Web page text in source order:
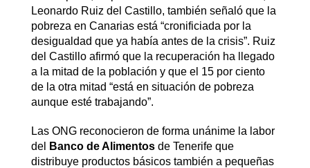
Leonardo Ruiz del Castillo, también señaló que la
pobreza en Canarias está “cronificiada por la
desigualdad que ya había antes de la crisis”. Ruiz
del Castillo afirmó que la recuperación ha llegado
a la mitad de la población y que el 15 por ciento
de la otra mitad “está en situación de pobreza
aunque esté trabajando”.
Las ONG reconocieron de forma unánime la labor
del
Banco de Alimentosde Tenerife que
distribuye productos básicos también a pequeñas